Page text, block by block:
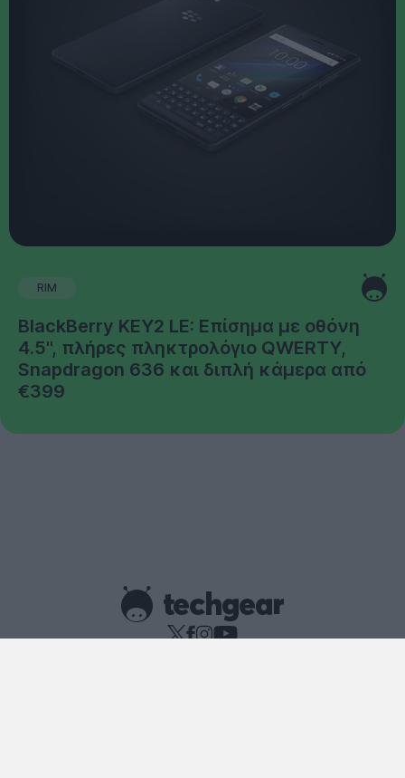
RIM
BlackBerry KEY2 LE: Επίσημα με οθόνη
4.5'', πλήρες πληκτρολόγιο QWERTY,
Snapdragon 636 και διπλή κάμερα από
€399